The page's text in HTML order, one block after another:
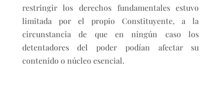
restringir los derechos fundamentales estuvo
limitada por el propio Constituyente, a la
circunstancia de que en ningún caso los
detentadores del poder podían afectar su
contenido o núcleo esencial.